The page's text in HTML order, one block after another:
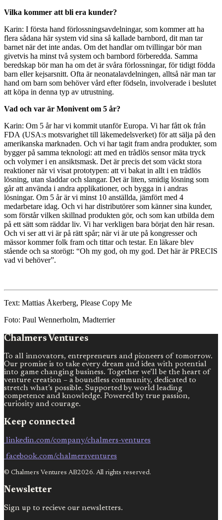
Vilka kommer att bli era kunder?
Karin: I första hand förlossningsavdelningar, som kommer att ha
flera sådana här system vid sina så kallade barnbord, dit man tar
barnet när det inte andas. Om det handlar om tvillingar bör man
givetvis ha minst två system och barnbord förberedda. Samma
beredskap bör man ha om det är svåra förlossningar, för tidigt födda
barn eller kejsarsnitt. Ofta är neonatalavdelningen, alltså när man tar
hand om barn som behöver vård efter födseln, involverade i beslutet
att köpa in denna typ av utrustning.
Vad och var är Monivent om 5 år?
Karin: Om 5 år har vi kommit utanför Europa. Vi har fått ok från
FDA (USA:s motsvarighet till läkemedelsverket) för att sälja på den
amerikanska marknaden. Och vi har tagit fram andra produkter, som
bygger på samma teknologi: att med en trådlös sensor mäta tryck
och volymer i en ansiktsmask. Det är precis det som väckt stora
reaktioner när vi visat prototypen: att vi bakat in allt i en trådlös
lösning, utan sladdar och slangar. Det är liten, smidig lösning som
går att använda i andra applikationer, och bygga in i andras
lösningar. Om 5 år är vi minst 10 anställda, jämfört med 4
medarbetare idag. Och vi har distributörer som känner sina kunder,
som förstår vilken skillnad produkten gör, och som kan utbilda dem
på ett sätt som räddar liv. Vi har verkligen bara börjat den här resan.
Och vi ser att vi är på rätt spår; när vi är ute på kongresser och
mässor kommer folk fram och tittar och testar. En läkare blev
stående och sa storögt: “Oh my god, oh my god. Det här är PRECIS
vad vi behöver”.
Text: Mattias Åkerberg, Please Copy Me
Foto: Paul Wennerholm, Madterrier
Chalmers Ventures
To all innovators, entrepreneurs and pioneers of tomorrow.
Our promise is to take every dream and idea with potential
into game changing business. Together we’ll be the heart of
venture creation – a boundless community, dedicated to
stretch what’s possible. Supported by world leading
competence and knowledge. Powered by true passion,
curiosity and courage.
Keep connected
linkedin.com/company/chalmers-ventures
facebook.com/chalmersventures
© Chalmers Ventures AB2026. All rights reserved.
Newsletter
Sign up to recieve our newsletters.